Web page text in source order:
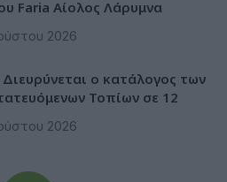
Faria Αίολος Λάρυμνα
2026
ο κατάλογος των
Τοπίων σε 12
2026